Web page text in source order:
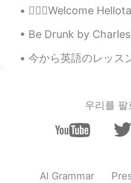
💁🏻‍♀️Welcome Hellotalkers! Below are
Be Drunk by Charles Baudelaire. Part 2 of 2.
今から英語のレッスンを行います！今日の話題は下記によります 「来週スペイン
우리를 팔
AI Grammar